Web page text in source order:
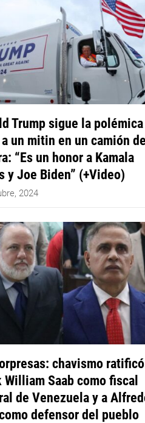
Trump sigue la
a un mitin en un camión de
“Es un honor a Kamala
y Joe Biden” (+Video)
2024
chavismo
William Saab como fiscal
de Venezuela y a
defensor del pueblo